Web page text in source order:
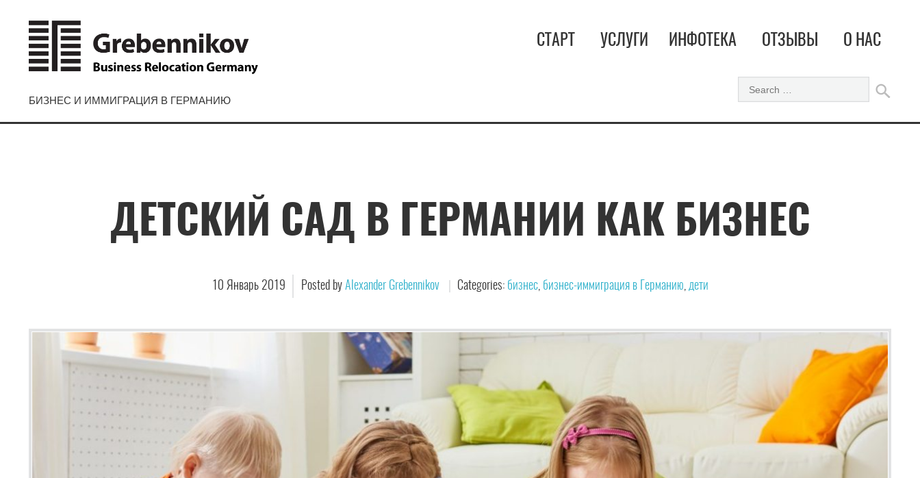
БИЗНЕС И ИММИГРАЦИЯ В ГЕРМАНИЮ
СТАРТ УСЛУГИ ИНФОТЕКА ОТЗЫВЫ О НАС
ДЕТСКИЙ САД В ГЕРМАНИИ КАК БИЗНЕС
10 Январь 2019 Posted by Alexander Grebennikov Categories: бизнес, бизнес-иммиграция в Германию, дети